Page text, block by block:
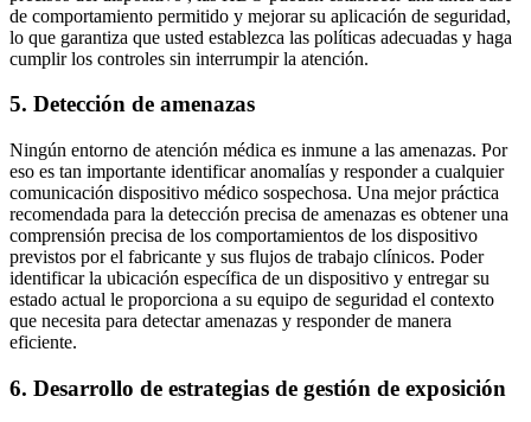
de comportamiento permitido y mejorar su aplicación de seguridad,
lo que garantiza que usted establezca las políticas adecuadas y haga
cumplir los controles sin interrumpir la atención.
5. Detección de amenazas
Ningún entorno de atención médica es inmune a las amenazas. Por
eso es tan importante identificar anomalías y responder a cualquier
comunicación dispositivo médico sospechosa. Una mejor práctica
recomendada para la detección precisa de amenazas es obtener una
comprensión precisa de los comportamientos de los dispositivo
previstos por el fabricante y sus flujos de trabajo clínicos. Poder
identificar la ubicación específica de un dispositivo y entregar su
estado actual le proporciona a su equipo de seguridad el contexto
que necesita para detectar amenazas y responder de manera
eficiente.
6. Desarrollo de estrategias de gestión de exposición